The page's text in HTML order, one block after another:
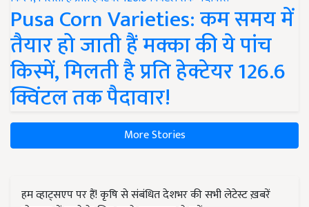
Pusa Corn Varieties: कम समय में
तैयार हो जाती हैं मक्का की ये पांच
किस्में, मिलती है प्रति हेक्टेयर 126.6
क्विंटल तक पैदावार!
More Stories
हम व्हाट्सएप पर हैं! कृषि से संबंधित देशभर की सभी लेटेस्ट ख़बरें